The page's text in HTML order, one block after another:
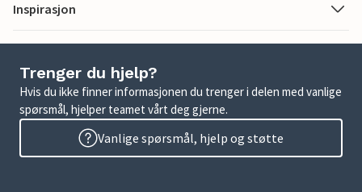
Inspirasjon
Trenger du hjelp?
Hvis du ikke finner informasjonen du trenger i delen med vanlige
spørsmål, hjelper teamet vårt deg gjerne.
Vanlige spørsmål, hjelp og støtte